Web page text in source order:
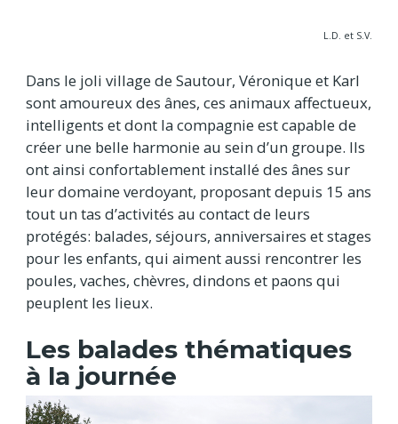
L.D. et S.V.
Dans le joli village de Sautour, Véronique et Karl
sont amoureux des ânes, ces animaux affectueux,
intelligents et dont la compagnie est capable de
créer une belle harmonie au sein d’un groupe. Ils
ont ainsi confortablement installé des ânes sur
leur domaine verdoyant, proposant depuis 15 ans
tout un tas d’activités au contact de leurs
protégés: balades, séjours, anniversaires et stages
pour les enfants, qui aiment aussi rencontrer les
poules, vaches, chèvres, dindons et paons qui
peuplent les lieux.
Les balades thématiques
à la journée